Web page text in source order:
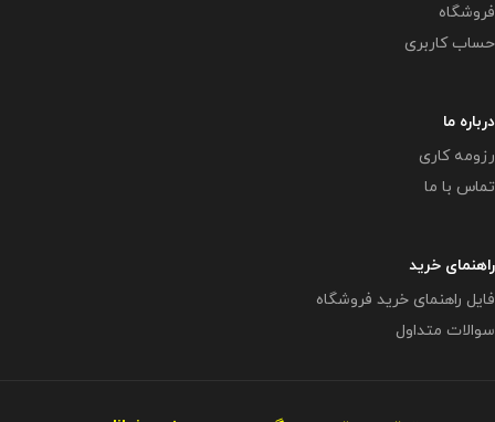
فروشگاه
حساب کاربری
درباره ما
رزومه کاری
تماس با ما
راهنمای خرید
فایل راهنمای خرید فروشگاه
سوالات متداول